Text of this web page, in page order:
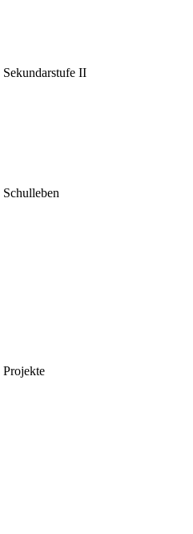
Sekundarstufe II
Schulleben
Projekte